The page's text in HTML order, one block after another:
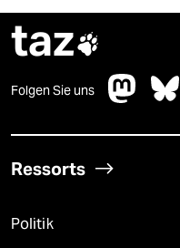
taz
Folgen Sie uns
Ressorts
Politik